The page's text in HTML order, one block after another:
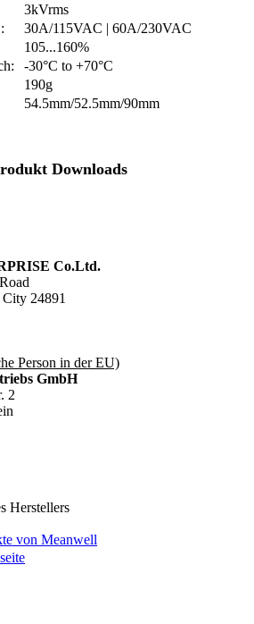
3kVrms
30A/115VAC | 60A/230VAC
105...160%
-30°C to +70°C
190g
54.5mm/52.5mm/90mm
Downloads
Co.Ltd.
24891
Person in der EU)
GmbH
2
Herstellers
von Meanwell